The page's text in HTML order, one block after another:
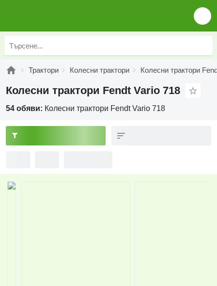
Трактори Колесни трактори Колесни трактори
Колесни трактори Fendt Vario 718
54 обяви: Колесни трактори Fendt Vario 718